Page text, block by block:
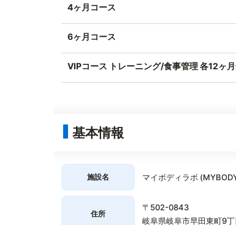
4ヶ月コース
6ヶ月コース
VIPコース トレーニング/食事管理 各12ヶ
基本情報
施設名 マイボディラボ
住所
〒502-0843
岐阜県岐阜市早田東町9